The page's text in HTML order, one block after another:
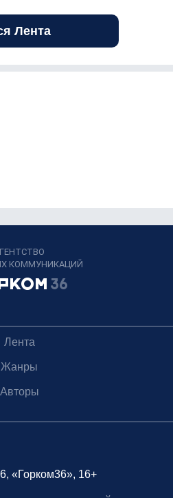
Лента
КОММУНИКАЦИЙ
Лента
Жанры
Авторы
«Горком36», 16+